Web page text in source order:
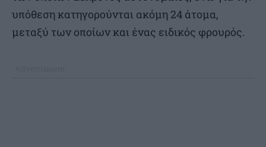
υπόθεση κατηγορούνται ακόμη 24 άτομα,
μεταξύ των οποίων και ένας ειδικός φρουρός.